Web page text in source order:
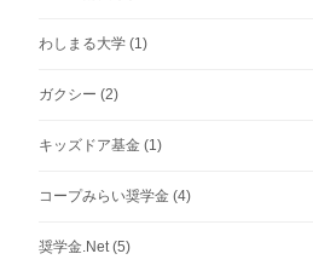
わしまる大学 (1)
ガクシー (2)
キッズドア基金 (1)
コープみらい奨学金 (4)
奨学金.Net (5)